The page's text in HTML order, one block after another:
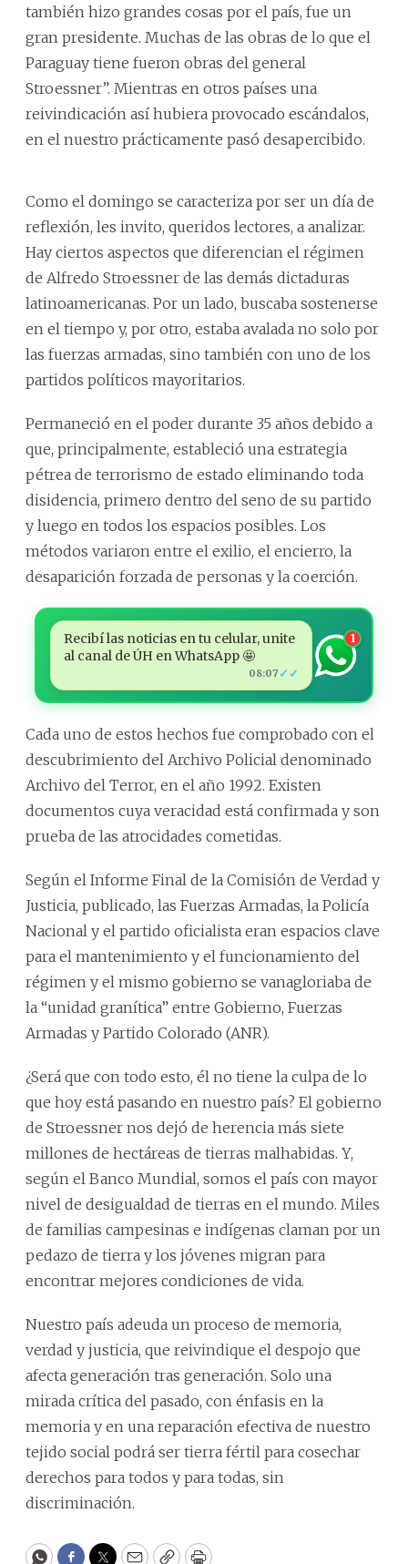
también hizo grandes cosas por el país, fue un
gran presidente. Muchas de las obras de lo que el
Paraguay tiene fueron obras del general
Stroessner”. Mientras en otros países una
reivindicación así hubiera provocado escándalos,
en el nuestro prácticamente pasó desapercibido.
Como el domingo se caracteriza por ser un día de
reflexión, les invito, queridos lectores, a analizar.
Hay ciertos aspectos que diferencian el régimen
de Alfredo Stroessner de las demás dictaduras
latinoamericanas. Por un lado, buscaba sostenerse
en el tiempo y, por otro, estaba avalada no solo por
las fuerzas armadas, sino también con uno de los
partidos políticos mayoritarios.
Permaneció en el poder durante 35 años debido a
que, principalmente, estableció una estrategia
pétrea de terrorismo de estado eliminando toda
disidencia, primero dentro del seno de su partido
y luego en todos los espacios posibles. Los
métodos variaron entre el exilio, el encierro, la
desaparición forzada de personas y la coerción.
Recibí las noticias en tu celular, unite
al canal de ÚH en WhatsApp 🤩
08:07 ✓✓
1
Cada uno de estos hechos fue comprobado con el
descubrimiento del Archivo Policial denominado
Archivo del Terror, en el año 1992. Existen
documentos cuya veracidad está confirmada y son
prueba de las atrocidades cometidas.
Según el Informe Final de la Comisión de Verdad y
Justicia, publicado, las Fuerzas Armadas, la Policía
Nacional y el partido oficialista eran espacios clave
para el mantenimiento y el funcionamiento del
régimen y el mismo gobierno se vanagloriaba de
la “unidad granítica” entre Gobierno, Fuerzas
Armadas y Partido Colorado (ANR).
¿Será que con todo esto, él no tiene la culpa de lo
que hoy está pasando en nuestro país? El gobierno
de Stroessner nos dejó de herencia más siete
millones de hectáreas de tierras malhabidas. Y,
según el Banco Mundial, somos el país con mayor
nivel de desigualdad de tierras en el mundo. Miles
de familias campesinas e indígenas claman por un
pedazo de tierra y los jóvenes migran para
encontrar mejores condiciones de vida.
Nuestro país adeuda un proceso de memoria,
verdad y justicia, que reivindique el despojo que
afecta generación tras generación. Solo una
mirada crítica del pasado, con énfasis en la
memoria y en una reparación efectiva de nuestro
tejido social podrá ser tierra fértil para cosechar
derechos para todos y para todas, sin
discriminación.